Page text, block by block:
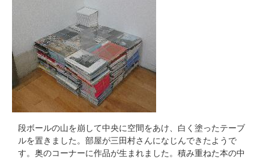
段ボールの山を崩して中央に空間をあけ、白く塗ったテーブ
ルを置きました。部屋が三田村さんになじんできたようで
す。奥のコーナーに作品が生まれました。積み重ねた本の中